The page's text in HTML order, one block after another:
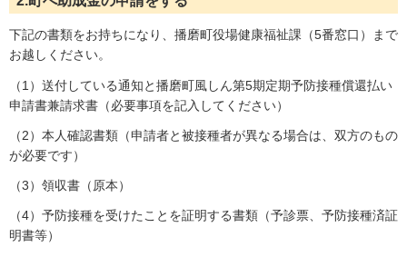
下記の書類をお持ちになり、播磨町役場健康福祉課（5番窓口）まで
お越しください。
（1）送付している通知と播磨町風しん第5期定期予防接種償還払い
申請書兼請求書（必要事項を記入してください）
（2）本人確認書類（申請者と被接種者が異なる場合は、双方のもの
が必要です）
（3）領収書（原本）
（4）予防接種を受けたことを証明する書類（予診票、予防接種済証
明書等）